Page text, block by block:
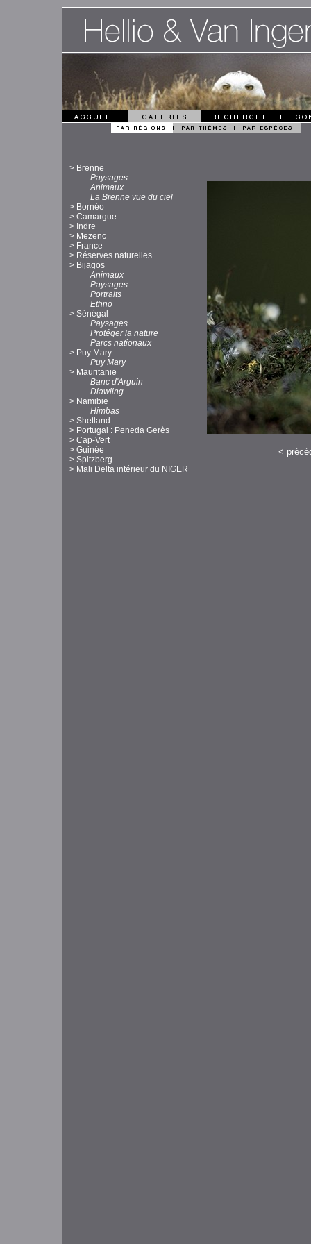
> Brenne
Paysages
Animaux
La Brenne vue du ciel
> Bornéo
> Camargue
> Indre
> Mezenc
> France
> Réserves naturelles
> Bijagos
Animaux
Paysages
Portraits
Ethno
> Sénégal
Paysages
Protéger la nature
Parcs nationaux
> Puy Mary
Puy Mary
> Mauritanie
Banc d'Arguin
Diawling
> Namibie
Himbas
> Shetland
> Portugal : Peneda Gerès
> Cap-Vert
> Guinée
> Spitzberg
> Mali Delta intérieur du NIGER
<